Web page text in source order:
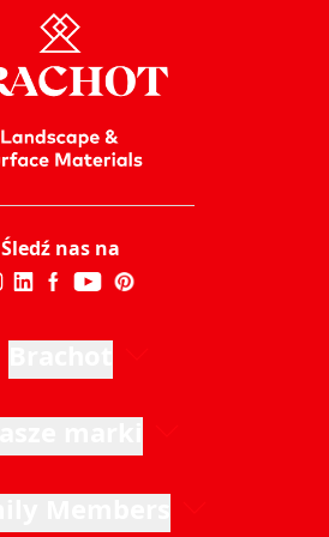
Śledź nas na